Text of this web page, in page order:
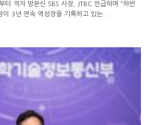
터 적자 방문신 SBS 사장, JTBC 언급하며 “하반
이 3년 연속 역성장을 기록하고 있는...